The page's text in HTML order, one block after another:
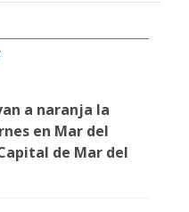
a naranja la
en Mar del
de Mar del